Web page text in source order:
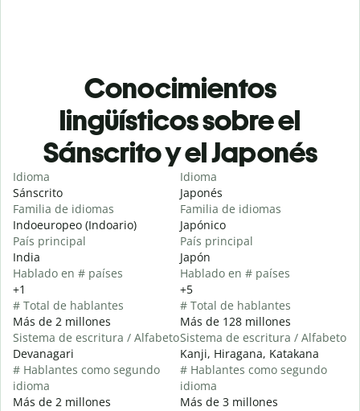
Conocimientos
lingüísticos sobre el
Sánscrito y el Japonés
Idioma
Sánscrito
Familia de idiomas
Indoeuropeo (Indoario)
País principal
India
Hablado en # países
+1
# Total de hablantes
Más de 2 millones
Sistema de escritura / Alfabeto
Devanagari
# Hablantes como segundo
idioma
Más de 2 millones
Idioma
Japonés
Familia de idiomas
Japónico
País principal
Japón
Hablado en # países
+5
# Total de hablantes
Más de 128 millones
Sistema de escritura / Alfabeto
Kanji, Hiragana, Katakana
# Hablantes como segundo
idioma
Más de 3 millones